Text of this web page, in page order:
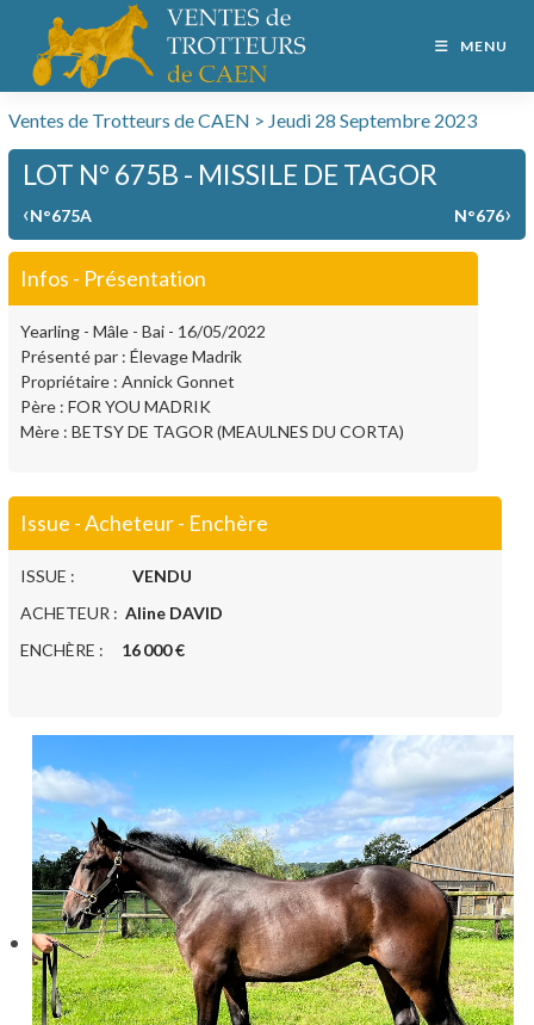
MENU
Ventes de Trotteurs de CAEN > Jeudi 28 Septembre 2023
LOT N° 675B - MISSILE DE TAGOR
‹N°675A N°676›
Infos - Présentation
Yearling - Mâle - Bai - 16/05/2022
Présenté par : Élevage Madrik
Propriétaire : Annick Gonnet
Père : FOR YOU MADRIK
Mère : BETSY DE TAGOR (MEAULNES DU CORTA)
Issue - Acheteur - Enchère
ISSUE : VENDU
ACHETEUR : Aline DAVID
ENCHÈRE : 16 000 €